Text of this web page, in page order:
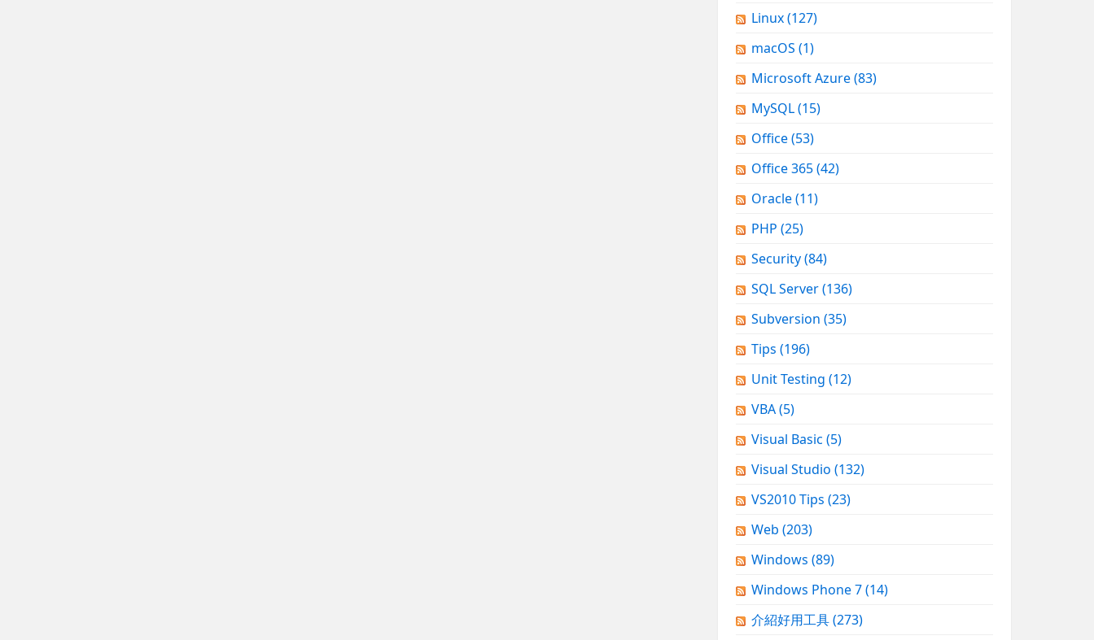
Linux(127)
macOS (1)
Microsoft Azure(83)
MySQL(15)
Office(53)
Office 365(42)
Oracle(11)
PHP (25)
Security(84)
SQL Server(136)
Subversion (35)
Tips (196)
Unit Testing (12)
VBA(5)
Visual Basic (5)
Visual Studio (132)
VS2010 Tips (23)
Web (203)
Windows (89)
Windows Phone 7(14)
介紹好用工具(273)